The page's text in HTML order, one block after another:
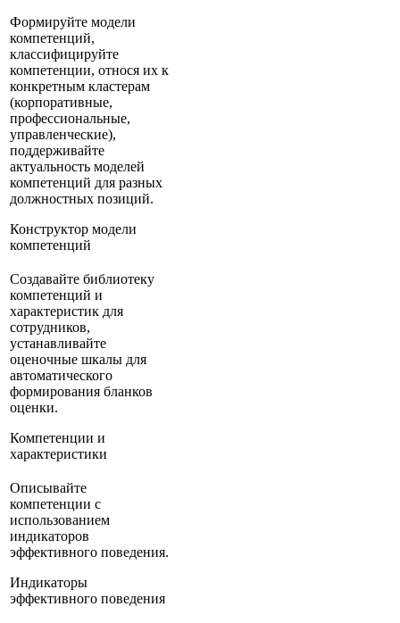
Формируйте модели
компетенций,
классифицируйте
компетенции, относя их к
конкретным кластерам
(корпоративные,
профессиональные,
управленческие),
поддерживайте
актуальность моделей
компетенций для разных
должностных позиций.
Конструктор модели
компетенций
Создавайте библиотеку
компетенций и
характеристик для
сотрудников,
устанавливайте
оценочные шкалы для
автоматического
формирования бланков
оценки.
Компетенции и
характеристики
Описывайте
компетенции с
использованием
индикаторов
эффективного поведения.
Индикаторы
эффективного поведения